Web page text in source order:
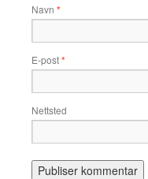
Navn *
E-post*
Nettsted